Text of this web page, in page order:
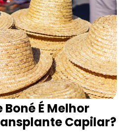
Boné É Melhor
Capilar?